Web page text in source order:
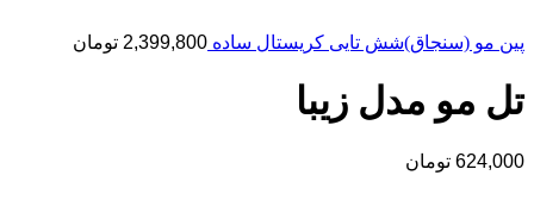
پین مو (سنجاق)شش تایی کریستال ساده 2,399,800 تومان
تل مو مدل زیبا
624,000 تومان